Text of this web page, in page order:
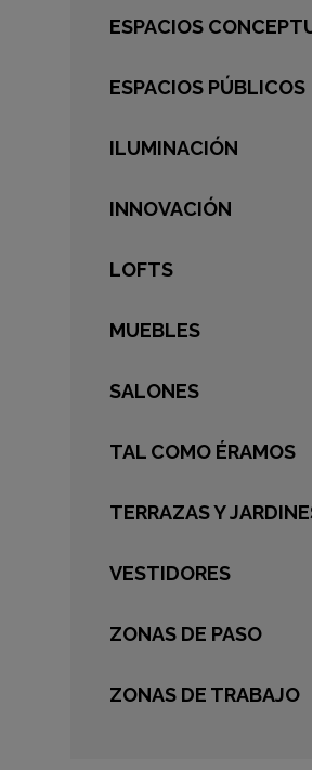
ESPACIOS
ESPACIOS PÚBLICOS
ILUMINACIÓN
INNOVACIÓN
LOFTS
MUEBLES
SALONES
TAL COMO ÉRAMOS
TERRAZAS Y
VESTIDORES
ZONAS DE PASO
ZONAS DE TRABAJO